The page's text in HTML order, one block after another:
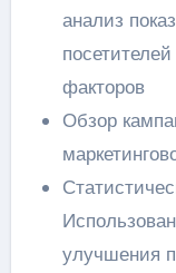
анализ
факторов
Обзор
улучшения